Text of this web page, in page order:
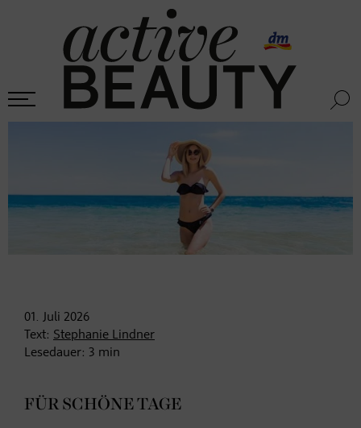
01. Juli 2026
Text: Stephanie Lindner
Lesedauer: 3 min
FÜR SCHÖNE TAGE